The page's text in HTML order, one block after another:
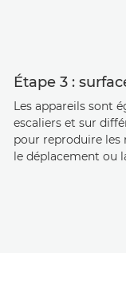
Étape 3 :
Les appareils sont
escaliers et sur
pour reproduire les
le déplacement ou